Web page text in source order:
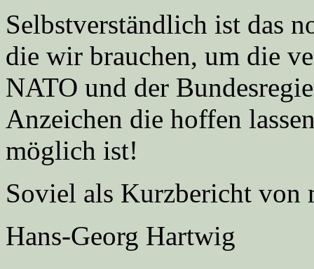
Selbstverständlich ist das
die wir brauchen, um die
NATO und der
Anzeichen die hoffen
möglich ist!
Soviel als Kurzbericht von
Hans-Georg Hartwig